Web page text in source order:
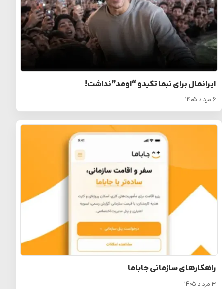
ایرانمال برای نیما تکیدو “اومد” نداشت!
۶ مرداد ۱۴۰۵
راهکارهای سازمانی جاباما
۳ مرداد ۱۴۰۵